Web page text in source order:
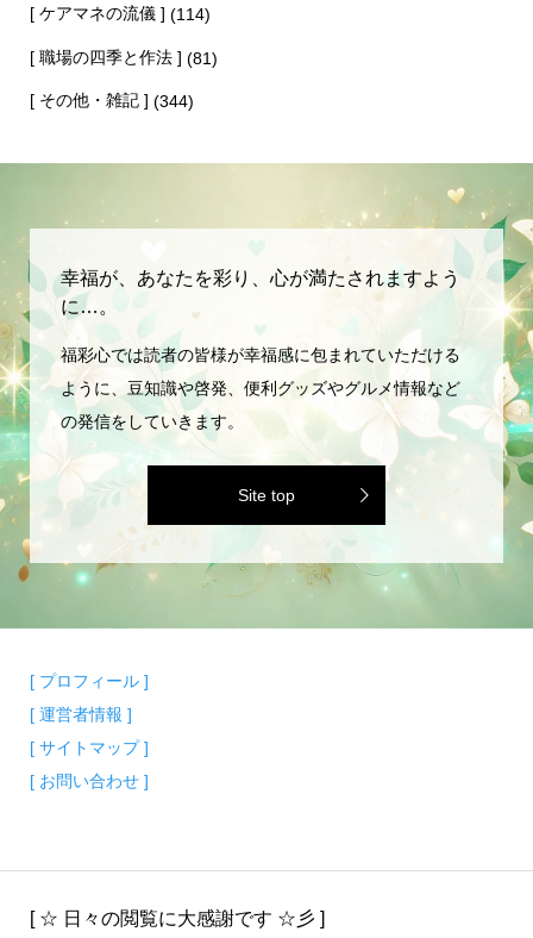
[ ケアマネの流儀 ] (114)
[ 職場の四季と作法 ] (81)
[ その他・雑記 ] (344)
幸福が、あなたを彩り、心が満たされますよう
に…。
福彩心では読者の皆様が幸福感に包まれていただける
ように、豆知識や啓発、便利グッズやグルメ情報など
の発信をしていきます。
Site top
[ プロフィール ]
[ 運営者情報 ]
[ サイトマップ ]
[ お問い合わせ ]
[ ☆ 日々の閲覧に大感謝です ☆彡 ]